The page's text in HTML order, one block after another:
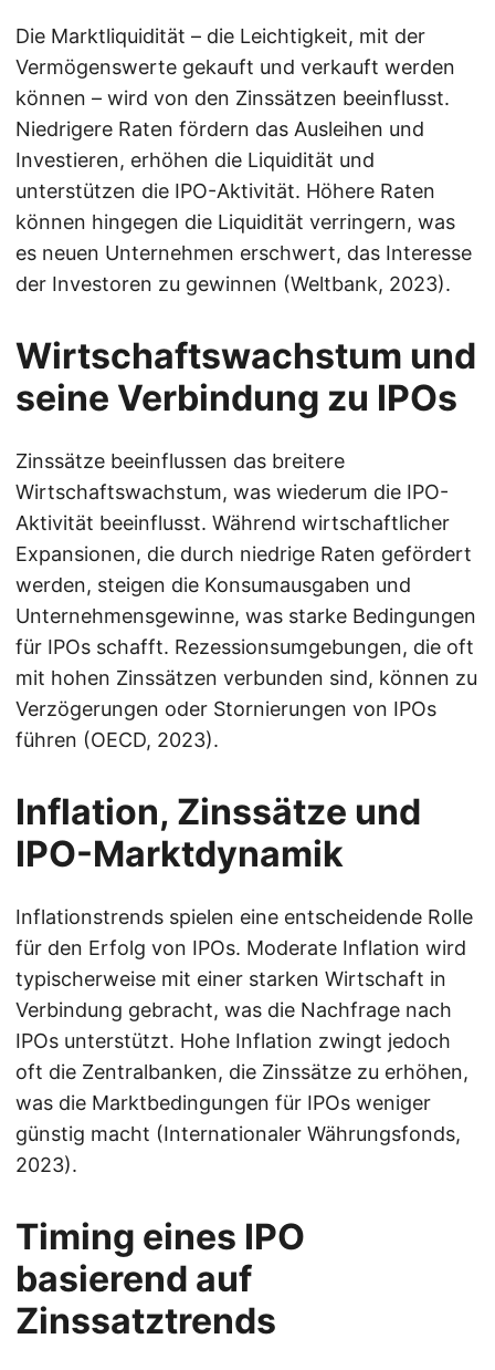
Die Marktliquidität – die Leichtigkeit, mit der
Vermögenswerte gekauft und verkauft werden
können – wird von den Zinssätzen beeinflusst.
Niedrigere Raten fördern das Ausleihen und
Investieren, erhöhen die Liquidität und
unterstützen die IPO-Aktivität. Höhere Raten
können hingegen die Liquidität verringern, was
es neuen Unternehmen erschwert, das Interesse
der Investoren zu gewinnen (Weltbank, 2023).
Wirtschaftswachstum und
seine Verbindung zu IPOs
Zinssätze beeinflussen das breitere
Wirtschaftswachstum, was wiederum die IPO-
Aktivität beeinflusst. Während wirtschaftlicher
Expansionen, die durch niedrige Raten gefördert
werden, steigen die Konsumausgaben und
Unternehmensgewinne, was starke Bedingungen
für IPOs schafft. Rezessionsumgebungen, die oft
mit hohen Zinssätzen verbunden sind, können zu
Verzögerungen oder Stornierungen von IPOs
führen (OECD, 2023).
Inflation, Zinssätze und
IPO-Marktdynamik
Inflationstrends spielen eine entscheidende Rolle
für den Erfolg von IPOs. Moderate Inflation wird
typischerweise mit einer starken Wirtschaft in
Verbindung gebracht, was die Nachfrage nach
IPOs unterstützt. Hohe Inflation zwingt jedoch
oft die Zentralbanken, die Zinssätze zu erhöhen,
was die Marktbedingungen für IPOs weniger
günstig macht (Internationaler Währungsfonds,
2023).
Timing eines IPO
basierend auf
Zinssatztrends